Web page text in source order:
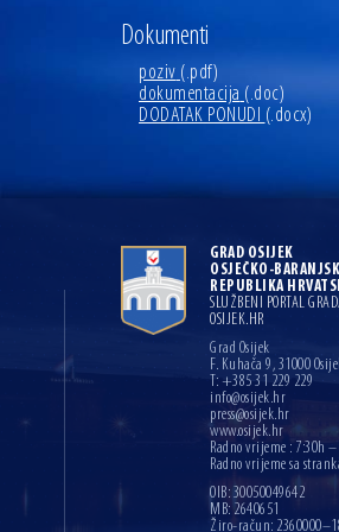
Dokumenti
poziv (.pdf)
dokumentacija (.doc)
DODATAK PONUDI (.docx)
GRAD OSIJEK
OSJEČKO-
REPUBLIKA
SLUŽBENI PORTAL
OSIJEK.HR
Grad Osijek
F. Kuhača 9, 31000
T: +385 31 229 229
info@osijek.hr
press@osijek.hr
www.osijek.hr
Radno vrijeme : 7:30h
Radno vrijeme sa
OIB: 30050049642
MB: 2640651
Žiro-račun: